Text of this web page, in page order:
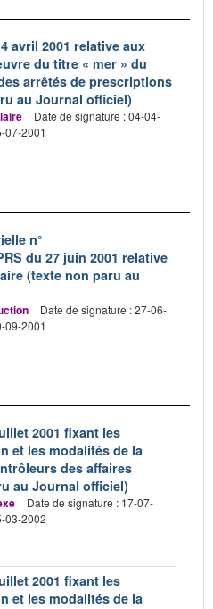
avril 2001 relative aux
du titre « mer » du
arrêtés de prescriptions
au Journal officiel)
Date de signature : 04-04-
07-2001
n°
du 27 juin 2001 relative
(texte non paru au
Date de signature : 27-06-
09-2001
2001 fixant les
et les modalités de la
des affaires
au Journal officiel)
Date de signature : 17-07-
03-2002
2001 fixant les
et les modalités de la